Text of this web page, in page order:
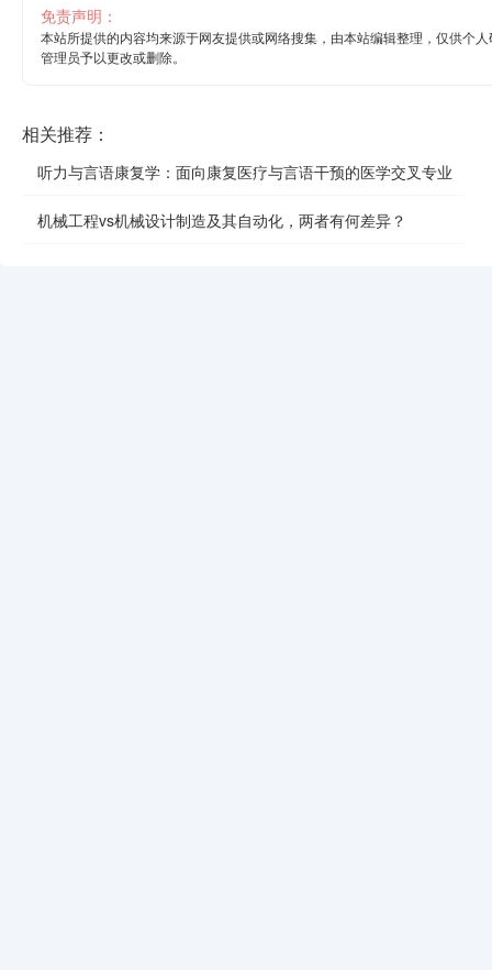
免责声明：
本站所提供的内容均来源于网友提供或网络搜集，由本站编辑整理，仅供个
管理员予以更改或删除。
相关推荐：
听力与言语康复学：面向康复医疗与言语干预的医学交叉专业
机械工程vs机械设计制造及其自动化，两者有何差异？